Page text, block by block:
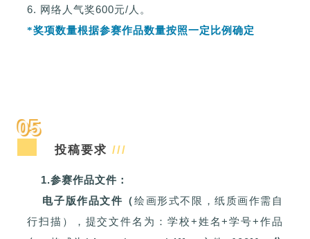
6. 网络人气奖600元/人。
*奖项数量根据参赛作品数量按照一定比例确定
05
投稿要求///
1.参赛作品文件：
电子版作品文件（绘画形式不限，纸质画作需自
行扫描），提交文件名为：学校+姓名+学号+作品